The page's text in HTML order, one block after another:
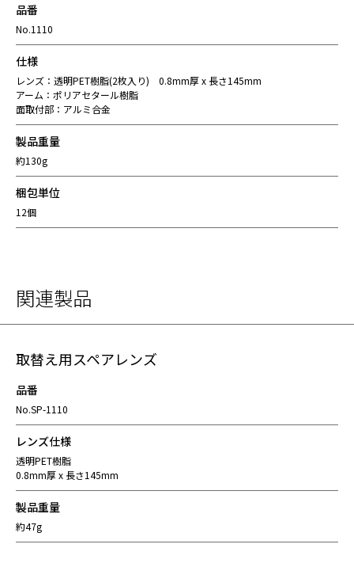
品番
No.1110
仕様
レンズ：透明PET樹脂(2枚入り) 0.8mm厚 x 長さ145mm
アーム：ポリアセタール樹脂
面取付部：アルミ合金
製品重量
約130g
梱包単位
12個
関連製品
取替え用スペアレンズ
品番
No.SP-1110
レンズ仕様
透明PET樹脂
0.8mm厚 x 長さ145mm
製品重量
約47g